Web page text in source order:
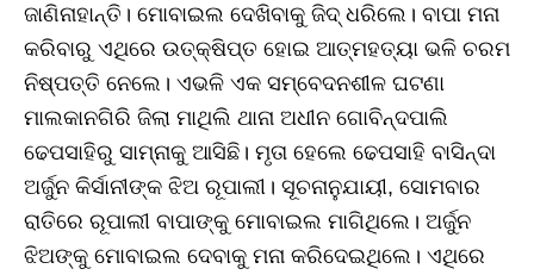
ଜାଣିନାହାନ୍ତି। ମୋବାଇଲ ଦେଖିବାକୁ ଜିଦ୍‌ ଧରିଲେ। ବାପା ମନା
କରିବାରୁ ଏଥିରେ ଉତ୍‌କ୍ଷିପ୍ତ ହୋଇ ଆତ୍ମହତ୍ୟା ଭଳି ଚରମ
ନିଷ୍ପତ୍ତି ନେଲେ। ଏଭଳି ଏକ ସମ୍ବେଦନଶୀଳ ଘଟଣା
ମାଲକାନଗିରି ଜିଲା ମାଥିଲି ଥାନା ଅଧୀନ ଗୋବିନ୍ଦପାଲି
ଢେପସାହିରୁ ସାମ୍ନାକୁ ଆସିଛି। ମୃତା ହେଲେ ଢେପସାହି ବାସିନ୍ଦା
ଅର୍ଜୁନ କିର୍ସାନୀଙ୍କ ଝିଅ ରୂପାଲୀ। ସୂଚନାନୁଯାୟୀ, ସୋମବାର
ରାତିରେ ରୂପାଲୀ ବାପାଙ୍କୁ ମୋବାଇଲ ମାଗିଥିଲେ। ଅର୍ଜୁନ
ଝିଅଙ୍କୁ ମୋବାଇଲ ଦେବାକୁ ମନା କରିଦେଇଥିଲେ। ଏଥିରେ